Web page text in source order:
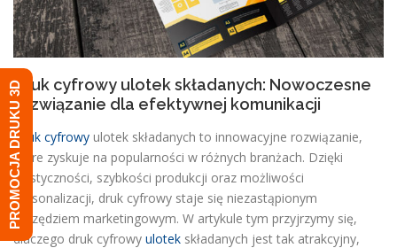
Druk cyfrowy ulotek składanych: Nowoczesne
rozwiązanie dla efektywnej komunikacji
Druk cyfrowy ulotek składanych to innowacyjne rozwiązanie,
które zyskuje na popularności w różnych branżach. Dzięki
elastyczności, szybkości produkcji oraz możliwości
personalizacji, druk cyfrowy staje się niezastąpionym
narzędziem marketingowym. W artykule tym przyjrzymy się,
dlaczego druk cyfrowy ulotek składanych jest tak atrakcyjny,
PROMOCJA DRUKU 3D